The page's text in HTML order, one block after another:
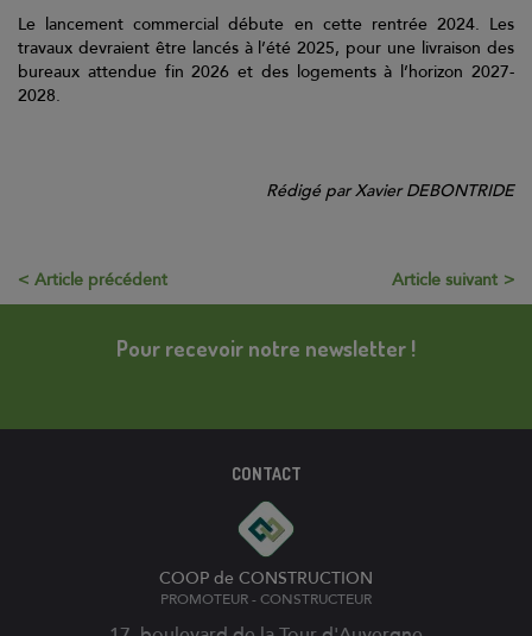
Le lancement commercial débute en cette rentrée 2024. Les
travaux devraient être lancés à l’été 2025, pour une livraison des
bureaux attendue fin 2026 et des logements à l’horizon 2027-
2028.
Rédigé par Xavier DEBONTRIDE
Article précédent Article suivant
Pour recevoir notre newsletter !
CONTACT
COOP de CONSTRUCTION
PROMOTEUR - CONSTRUCTEUR